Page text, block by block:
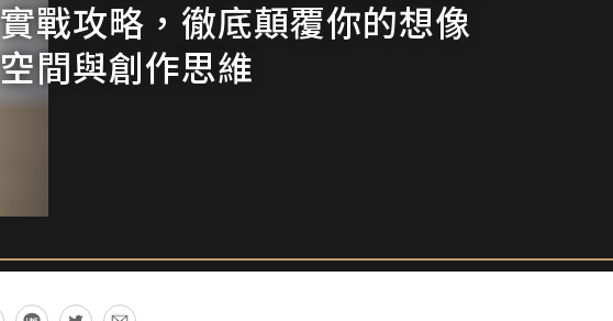
實戰攻略，徹底顛覆你的想像
空間與創作思維